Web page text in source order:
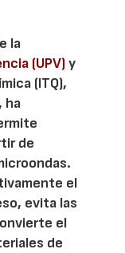
la
(UPV)y
(ITQ),
ha
de
el
evita las
el
de